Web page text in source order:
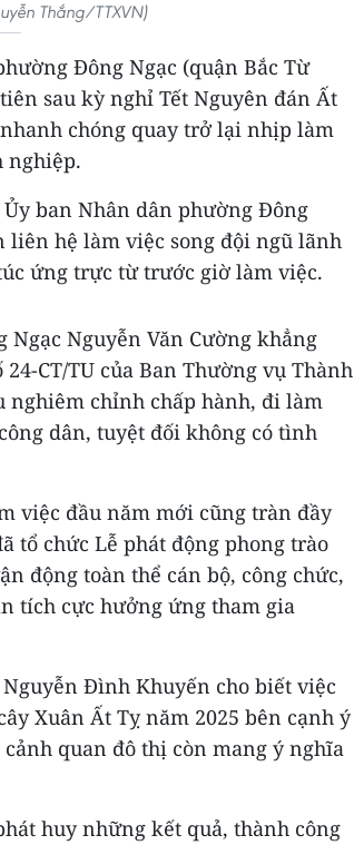
Thắng/TTXVN)
Đông Ngạc (quận Bắc Từ
sau kỳ nghỉ Tết Nguyên đán Ất
chóng quay trở lại nhịp làm
nghiệp.
ban Nhân dân phường Đông
liên hệ làm việc song đội ngũ lãnh
ứng trực từ trước giờ làm việc.
Nguyễn Văn Cường khẳng
CT/TU của Ban Thường vụ Thành
nghiêm chỉnh chấp hành, đi làm
dân, tuyệt đối không có tình
việc đầu năm mới cũng tràn đầy
tổ chức Lễ phát động phong trào
động toàn thể cán bộ, công chức,
tích cực hưởng ứng tham gia
Đình Khuyến cho biết việc
Xuân Ất Tỵ năm 2025 bên cạnh ý
quan đô thị còn mang ý nghĩa
huy những kết quả, thành công